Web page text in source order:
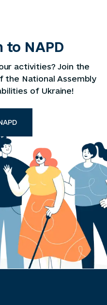
to NAPD
activities? Join the
the National Assembly
of Ukraine!